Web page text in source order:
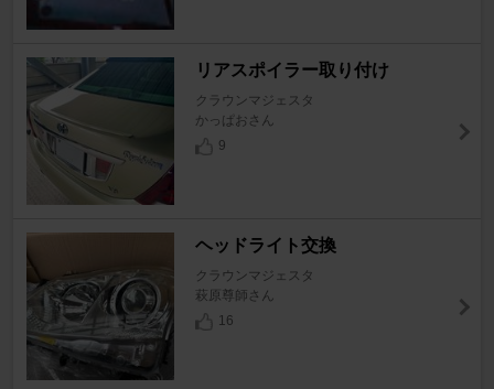
リアスポイラー取り付け
クラウンマジェスタ
かっぱおさん
9
ヘッドライト交換
クラウンマジェスタ
萩原尊師さん
16